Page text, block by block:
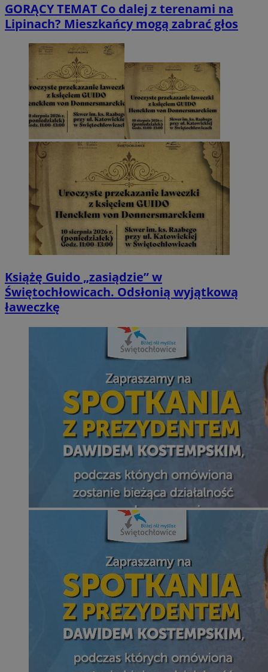
GORĄCY TEMAT Co dalej z terenami na
Lipinach? Mieszkańcy mogą zabrać głos
Książę Guido „zasiądzie” w
Świętochłowicach. Odsłonią wyjątkową
ławeczkę